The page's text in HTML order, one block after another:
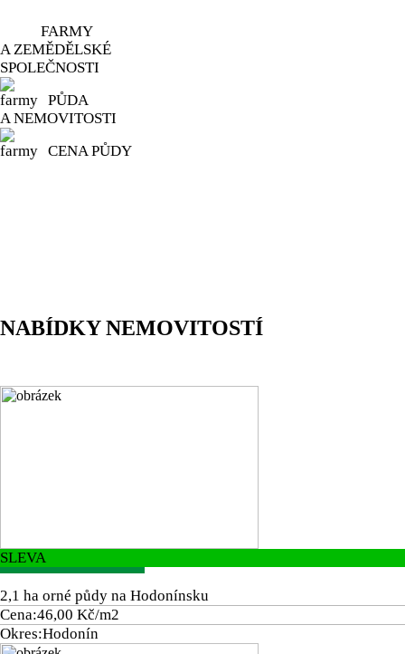
FARMY
A ZEMĚDĚLSKÉ
SPOLEČNOSTI
PŮDA
A NEMOVITOSTI
CENA PŮDY
NABÍDKY NEMOVITOSTÍ
SLEVA
2,1 ha orné půdy na Hodonínsku
Cena:46,00 Kč/m2
Okres:Hodonín